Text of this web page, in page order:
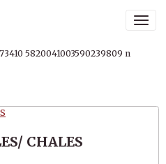
CHALES